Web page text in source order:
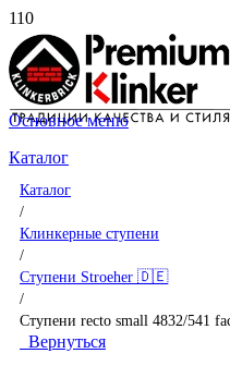
Основное меню
Каталог
Каталог
/
Клинкерные ступени
/
Ступени Stroeher 🇩🇪
/
Ступени recto small 4832/541
Вернуться